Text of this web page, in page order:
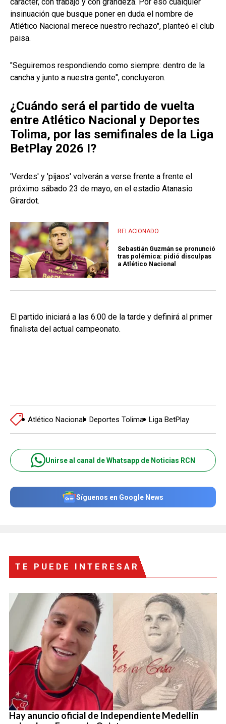
carácter, con trabajo y con grandeza. Por eso cualquier
insinuación que busque poner en duda el nombre de
Atlético Nacional merece nuestro rechazo", planteó el club
paisa.
"Seguiremos respondiendo como siempre: dentro de la
cancha y junto a nuestra gente", concluyeron.
¿Cuándo será el partido de vuelta
entre Atlético Nacional y Deportes
Tolima, por las semifinales de la Liga
BetPlay 2026 I?
'Verdes' y 'pijaos' volverán a verse frente a frente el
próximo sábado 23 de mayo, en el estadio Atanasio
Girardot.
RELACIONADO
Sebastián Guzmán se pronunció
tras polémica: pidió disculpas
a Atlético Nacional
El partido iniciará a las 6:00 de la tarde y definirá al primer
finalista del actual campeonato.
Atlético Nacional Deportes Tolima Liga BetPlay
Unirse al canal de Whatsapp de Noticias RCN
Síguenos en Google News
TE PUEDE INTERESAR
Hay anuncio oficial de Independiente Medellín